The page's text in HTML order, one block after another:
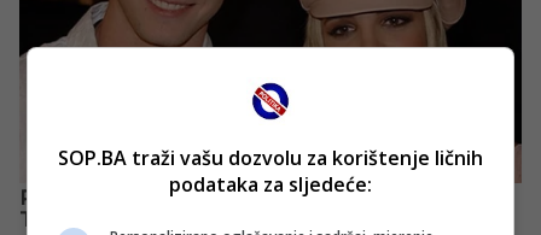
SOP.BA traži vašu dozvolu za korištenje ličnih
podataka za sljedeće: